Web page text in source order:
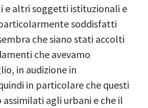
e altri soggetti istituzionali e
soddisfatti
che siano stati accolti
che avevamo
in audizione in
in particolare che questi
assimilati agli urbani e che il